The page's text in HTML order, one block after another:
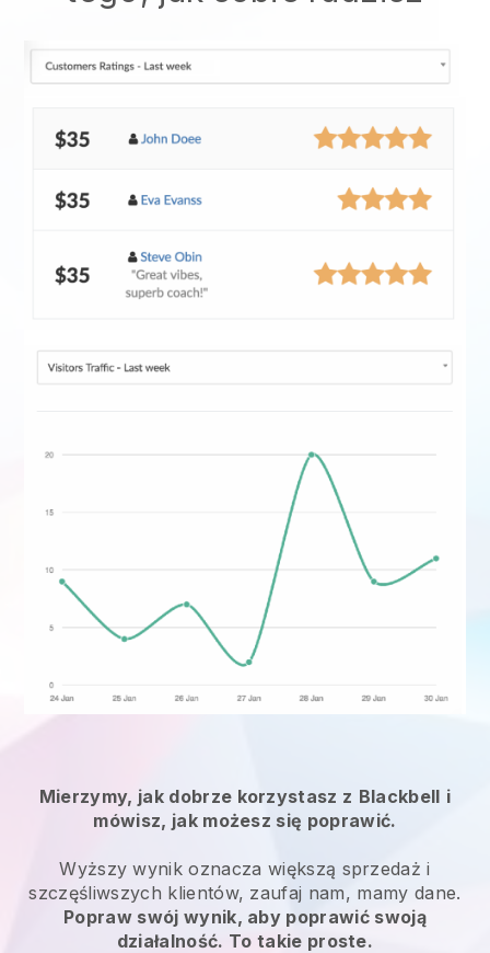
Mierzymy, jak dobrze korzystasz z Blackbell i
mówisz, jak możesz się poprawić.
Wyższy wynik oznacza większą sprzedaż i
szczęśliwszych klientów, zaufaj nam, mamy dane.
Popraw swój wynik, aby poprawić swoją
działalność. To takie proste.